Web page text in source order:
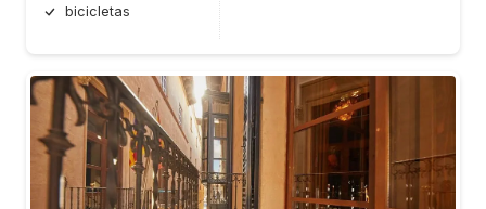
bicicletas